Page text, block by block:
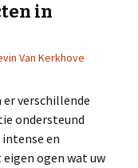
in
Van Kerkhove
er verschillende
ondersteund
en
ogen wat uw